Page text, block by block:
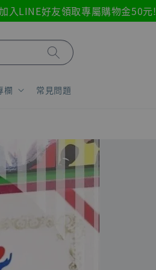
加入LINE好友領取專屬購物金50元!
欄 常見問題